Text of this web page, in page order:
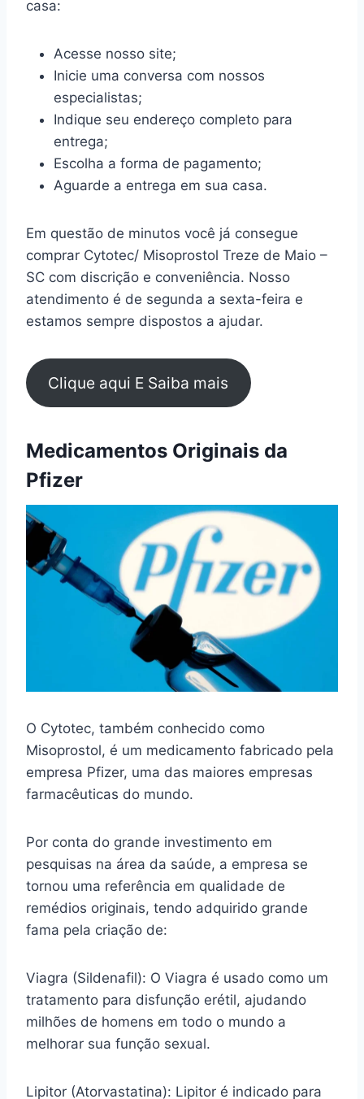
casa:
Acesse nosso site;
Inicie uma conversa com nossos
especialistas;
Indique seu endereço completo para
entrega;
Escolha a forma de pagamento;
Aguarde a entrega em sua casa.
Em questão de minutos você já consegue
comprar Cytotec/ Misoprostol Treze de Maio –
SC com discrição e conveniência. Nosso
atendimento é de segunda a sexta-feira e
estamos sempre dispostos a ajudar.
Clique aqui E Saiba mais
Medicamentos Originais da
Pfizer
O Cytotec, também conhecido como
Misoprostol, é um medicamento fabricado pela
empresa Pfizer, uma das maiores empresas
farmacêuticas do mundo.
Por conta do grande investimento em
pesquisas na área da saúde, a empresa se
tornou uma referência em qualidade de
remédios originais, tendo adquirido grande
fama pela criação de:
Viagra (Sildenafil): O Viagra é usado como um
tratamento para disfunção erétil, ajudando
milhões de homens em todo o mundo a
melhorar sua função sexual.
Lipitor (Atorvastatina): Lipitor é indicado para